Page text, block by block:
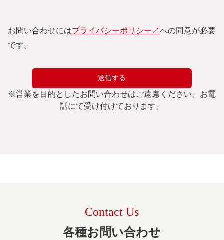
お問い合わせにはプライバシーポリシー↗︎への同意が必要
です。
※営業を目的としたお問い合わせはご遠慮ください。 お電
話にて受け付けております。
Contact Us
各種お問い合わせ